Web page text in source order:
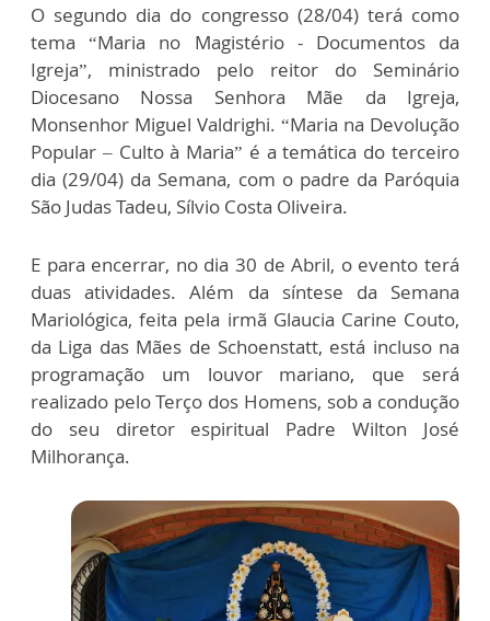
O segundo dia do congresso (28/04) terá como
tema “Maria no Magistério - Documentos da
Igreja”, ministrado pelo reitor do Seminário
Diocesano Nossa Senhora Mãe da Igreja,
Monsenhor Miguel Valdrighi. “Maria na Devolução
Popular – Culto à Maria” é a temática do terceiro
dia (29/04) da Semana, com o padre da Paróquia
São Judas Tadeu, Sílvio Costa Oliveira.
E para encerrar, no dia 30 de Abril, o evento terá
duas atividades. Além da síntese da Semana
Mariológica, feita pela irmã Glaucia Carine Couto,
da Liga das Mães de Schoenstatt, está incluso na
programação um louvor mariano, que será
realizado pelo Terço dos Homens, sob a condução
do seu diretor espiritual Padre Wilton José
Milhorança.